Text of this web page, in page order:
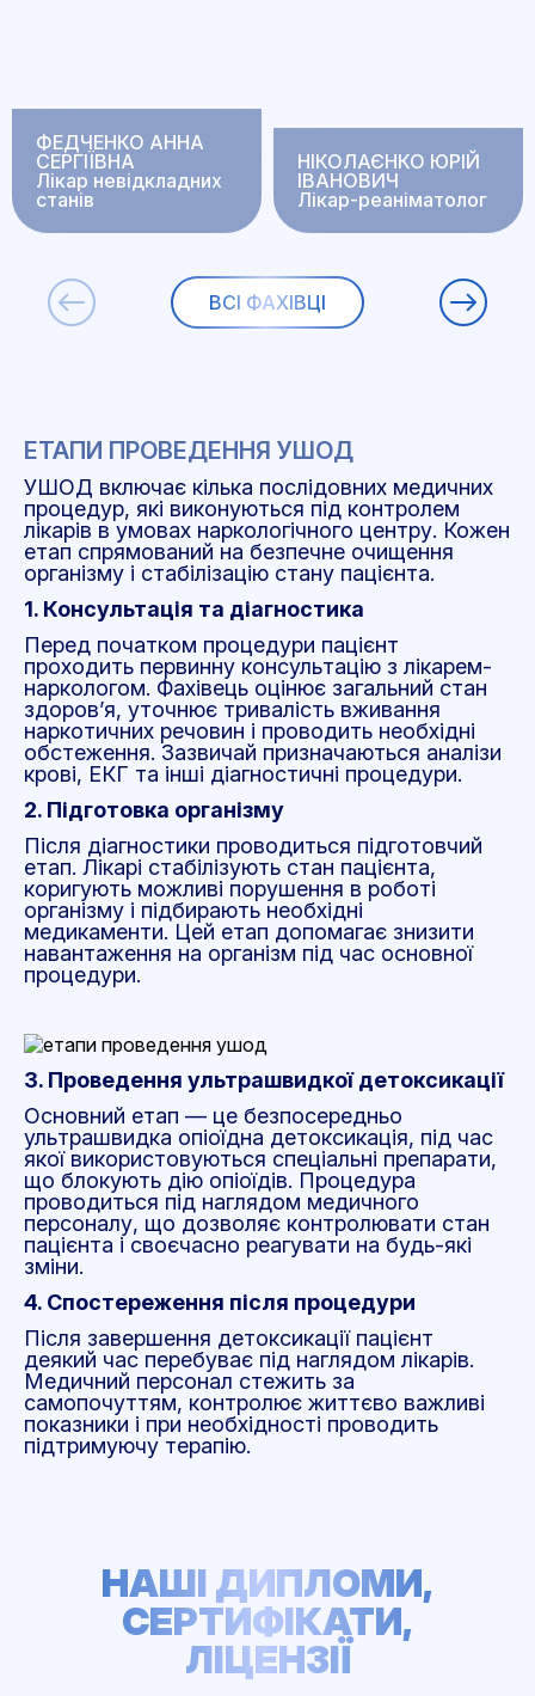
ФЕДЧЕНКО АННА
СЕРГІЇВНА
Лікар невідкладних
станів
НІКОЛАЄНКО ЮРІЙ
ІВАНОВИЧ
Лікар-реаніматолог
ВСІ ФАХІВЦІ
ЕТАПИ ПРОВЕДЕННЯ УШОД
УШОД включає кілька послідовних медичних
процедур, які виконуються під контролем
лікарів в умовах наркологічного центру. Кожен
етап спрямований на безпечне очищення
організму і стабілізацію стану пацієнта.
1. Консультація та діагностика
Перед початком процедури пацієнт
проходить первинну консультацію з лікарем-
наркологом. Фахівець оцінює загальний стан
здоров’я, уточнює тривалість вживання
наркотичних речовин і проводить необхідні
обстеження. Зазвичай призначаються аналізи
крові, ЕКГ та інші діагностичні процедури.
2. Підготовка організму
Після діагностики проводиться підготовчий
етап. Лікарі стабілізують стан пацієнта,
коригують можливі порушення в роботі
організму і підбирають необхідні
медикаменти. Цей етап допомагає знизити
навантаження на організм під час основної
процедури.
3. Проведення ультрашвидкої детоксикації
Основний етап — це безпосередньо
ультрашвидка опіоїдна детоксикація, під час
якої використовуються спеціальні препарати,
що блокують дію опіоїдів. Процедура
проводиться під наглядом медичного
персоналу, що дозволяє контролювати стан
пацієнта і своєчасно реагувати на будь-які
зміни.
4. Спостереження після процедури
Після завершення детоксикації пацієнт
деякий час перебуває під наглядом лікарів.
Медичний персонал стежить за
самопочуттям, контролює життєво важливі
показники і при необхідності проводить
підтримуючу терапію.
НАШІ ДИПЛОМИ,
СЕРТИФІКАТИ,
ЛІЦЕНЗІЇ